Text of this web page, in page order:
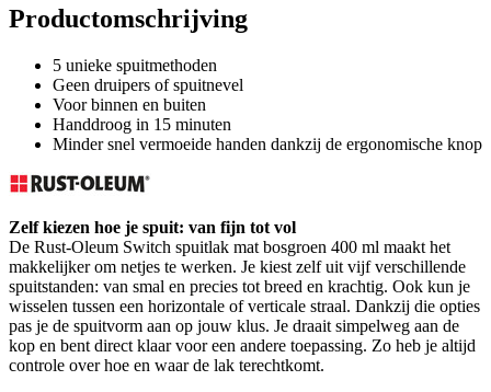
Productomschrijving
5 unieke spuitmethoden
Geen druipers of spuitnevel
Voor binnen en buiten
Handdroog in 15 minuten
Minder snel vermoeide handen dankzij de ergonomische knop
Zelf kiezen hoe je spuit: van fijn tot vol
De Rust-Oleum Switch spuitlak mat bosgroen 400 ml maakt het
makkelijker om netjes te werken. Je kiest zelf uit vijf verschillende
spuitstanden: van smal en precies tot breed en krachtig. Ook kun je
wisselen tussen een horizontale of verticale straal. Dankzij die opties
pas je de spuitvorm aan op jouw klus. Je draait simpelweg aan de
kop en bent direct klaar voor een andere toepassing. Zo heb je altijd
controle over hoe en waar de lak terechtkomt.